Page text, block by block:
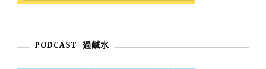
PODCAST–過鹹水